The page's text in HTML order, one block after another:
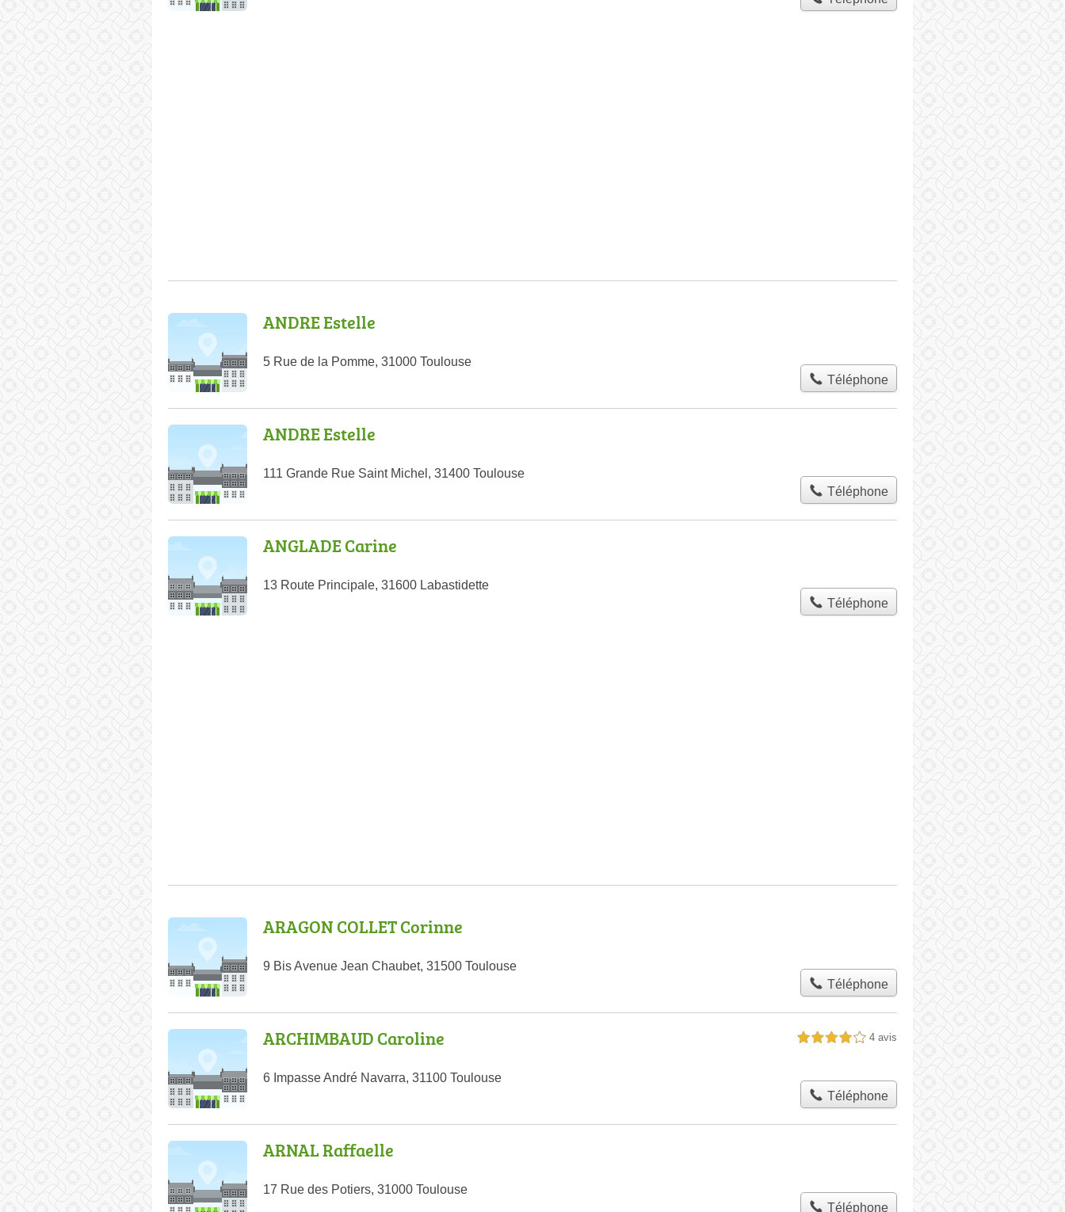
ANDRE Estelle
5 Rue de la Pomme, 31000 Toulouse
Téléphone
ANDRE Estelle
111 Grande Rue Saint Michel, 31400 Toulouse
Téléphone
ANGLADE Carine
13 Route Principale, 31600 Labastidette
Téléphone
ARAGON COLLET Corinne
9 Bis Avenue Jean Chaubet, 31500 Toulouse
Téléphone
ARCHIMBAUD Caroline
6 Impasse André Navarra, 31100 Toulouse
4,0 étoiles sur 5 4 avis
Téléphone
ARNAL Raffaelle
17 Rue des Potiers, 31000 Toulouse
Téléphone